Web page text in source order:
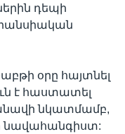
դեպի
օրը հայտնել
է հաստատել
նկատմամբ,
նավահանգիստ: